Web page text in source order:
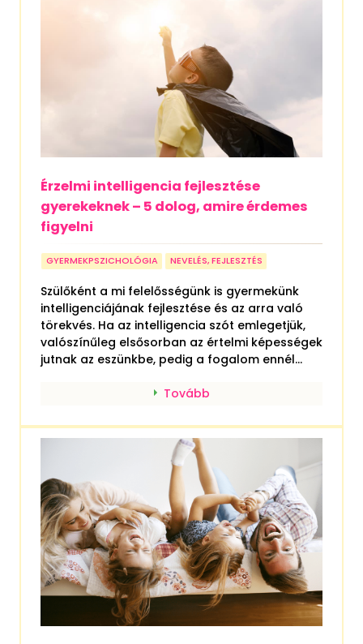
Érzelmi intelligencia fejlesztése
gyerekeknek – 5 dolog, amire érdemes
figyelni
GYERMEKPSZICHOLÓGIA NEVELÉS, FEJLESZTÉS
Szülőként a mi felelősségünk is gyermekünk
intelligenciájának fejlesztése és az arra való
törekvés. Ha az intelligencia szót emlegetjük,
valószínűleg elsősorban az értelmi képességek
jutnak az eszünkbe, pedig a fogalom ennél...
Tovább